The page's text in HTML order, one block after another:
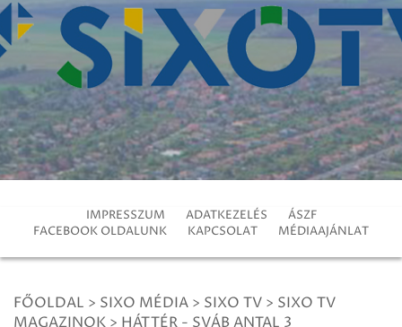
IMPRESSZUM ADATKEZELÉS
ÁSZF
FACEBOOK OLDALUNK
KAPCSOLAT MÉDIAAJÁNLAT
FŐOLDAL > SIXO MÉDIA > SIXO TV > SIXO TV
MAGAZINOK > HÁTTÉR - SVÁB ANTAL 3